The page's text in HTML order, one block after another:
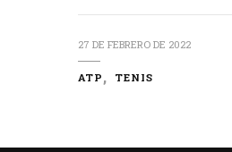
27 DE FEBRERO DE 2022
ATP TENIS